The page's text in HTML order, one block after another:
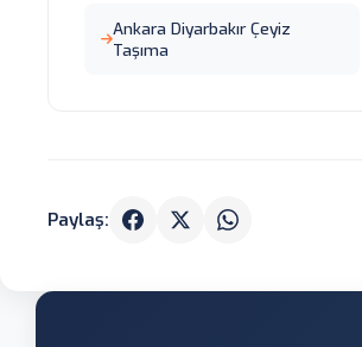
Ankara Diyarbakır Çeyiz
Taşıma
Paylaş: